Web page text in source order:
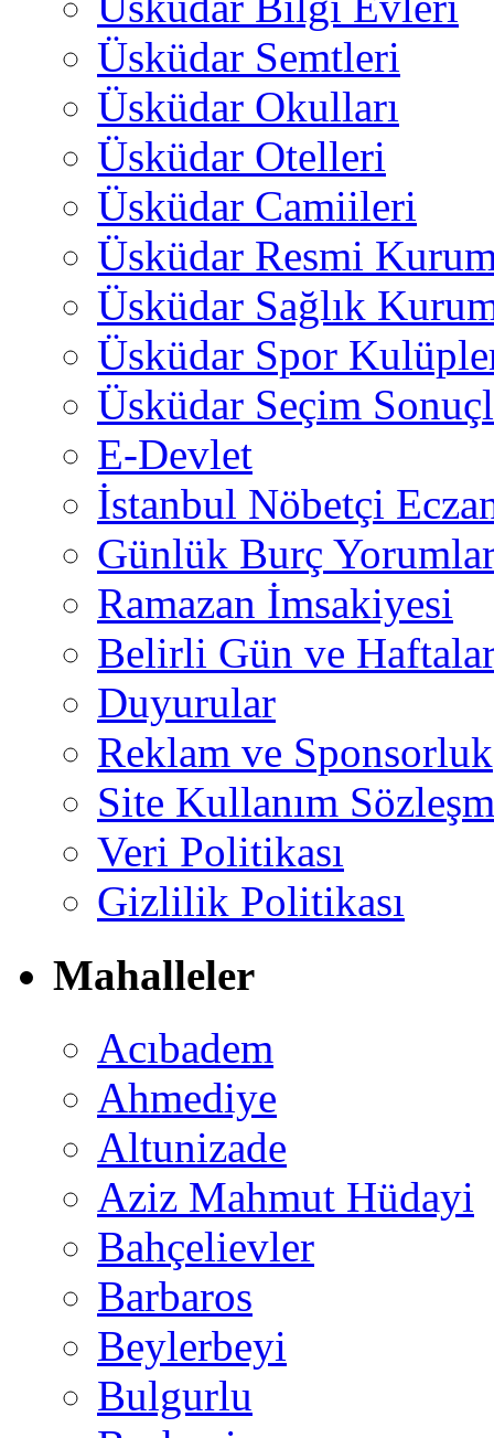
Üsküdar Semtleri
Üsküdar Okulları
Üsküdar Otelleri
Üsküdar Camiileri
Üsküdar Resmi
Üsküdar Sağlık
Üsküdar Spor
Üsküdar Seçim
E-Devlet
İstanbul Nöbetçi
Günlük Burç
Ramazan İmsakiyesi
Belirli Gün ve
Duyurular
Reklam ve Sponsorluk
Site Kullanım
Veri Politikası
Gizlilik Politikası
Mahalleler
Acıbadem
Ahmediye
Altunizade
Aziz Mahmut Hüdayi
Bahçelievler
Barbaros
Beylerbeyi
Bulgurlu